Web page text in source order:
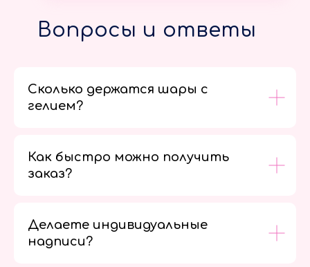
Вопросы и ответы
Сколько держатся шары с
гелием?
Как быстро можно получить
заказ?
Делаете индивидуальные
надписи?